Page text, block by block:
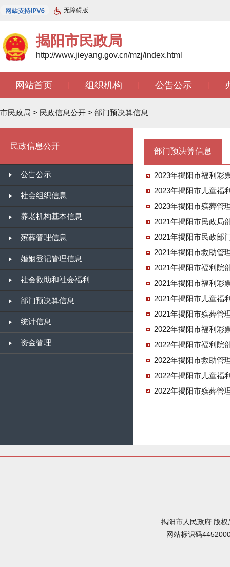
无障碍版
揭阳市民政局
http://www.jieyang.gov.cn/mzj/index.html
网站首页 组织机构 公告公示
市民政局 > 民政信息公开 > 部门预决算信息
民政信息公开
公告公示
社会组织信息
养老机构基本信息
殡葬管理信息
婚姻登记管理信息
社会救助和社会福利
部门预决算信息
统计信息
资金管理
部门预决算信息
2023年揭阳市福利彩
2023年揭阳市儿童福
2023年揭阳市殡葬管
2021年揭阳市民政局
2021年揭阳市民政部
2021年揭阳市救助管
2021年揭阳市福利院
2021年揭阳市福利彩
2021年揭阳市儿童福
2021年揭阳市殡葬管
2022年揭阳市福利彩
2022年揭阳市福利院
2022年揭阳市救助管
2022年揭阳市儿童福
2022年揭阳市殡葬管
揭阳市人民政府 版
网站标识码